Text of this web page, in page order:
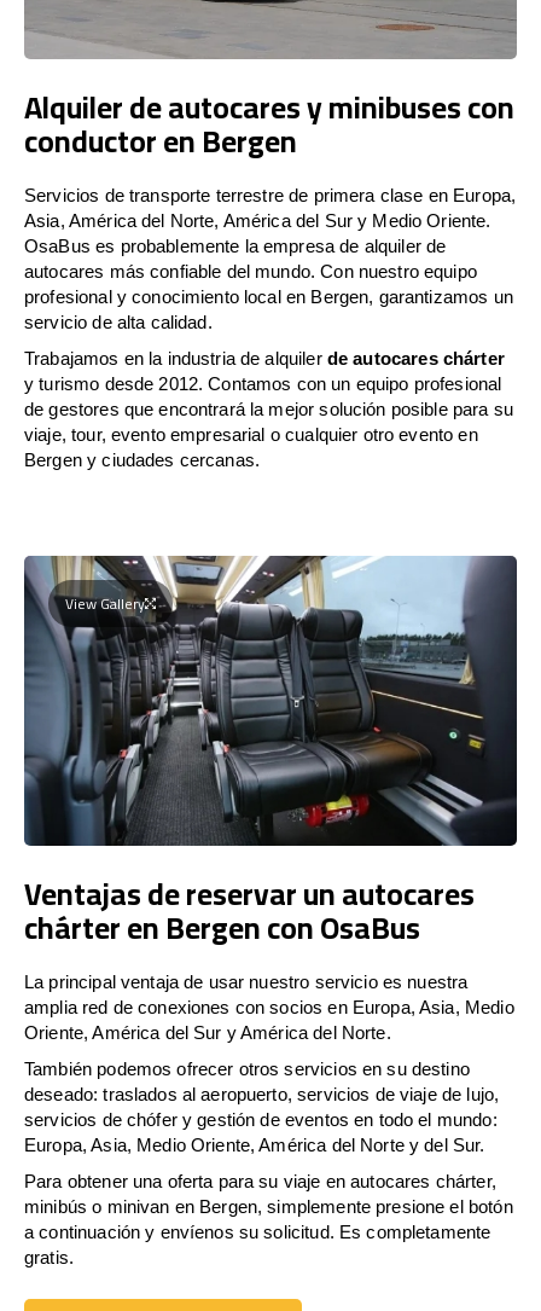
Alquiler de autocares y minibuses con
conductor en Bergen
Servicios de transporte terrestre de primera clase en Europa,
Asia, América del Norte, América del Sur y Medio Oriente.
OsaBus es probablemente la empresa de alquiler de
autocares más confiable del mundo. Con nuestro equipo
profesional y conocimiento local en Bergen, garantizamos un
servicio de alta calidad.
Trabajamos en la industria de alquiler de autocares chárter
y turismo desde 2012. Contamos con un equipo profesional
de gestores que encontrará la mejor solución posible para su
viaje, tour, evento empresarial o cualquier otro evento en
Bergen y ciudades cercanas.
View Gallery
Ventajas de reservar un autocares
chárter en Bergen con OsaBus
La principal ventaja de usar nuestro servicio es nuestra
amplia red de conexiones con socios en Europa, Asia, Medio
Oriente, América del Sur y América del Norte.
También podemos ofrecer otros servicios en su destino
deseado: traslados al aeropuerto, servicios de viaje de lujo,
servicios de chófer y gestión de eventos en todo el mundo:
Europa, Asia, Medio Oriente, América del Norte y del Sur.
Para obtener una oferta para su viaje en autocares chárter,
minibús o minivan en Bergen, simplemente presione el botón
a continuación y envíenos su solicitud. Es completamente
gratis.